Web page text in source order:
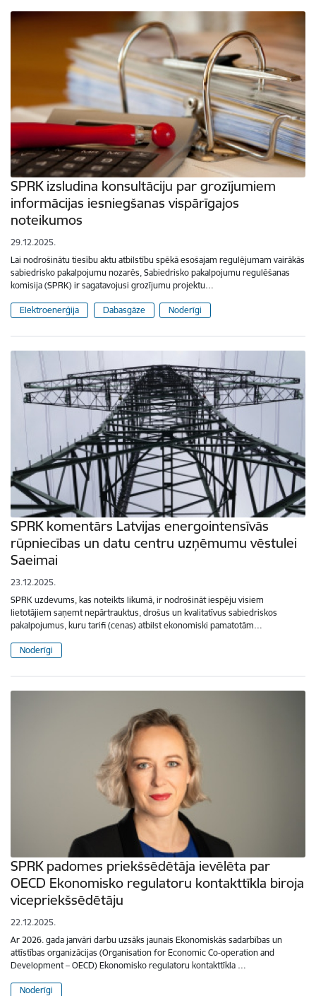
SPRK izsludina konsultāciju par grozījumiem
informācijas iesniegšanas vispārīgajos
noteikumos
29.12.2025.
Lai nodrošinātu tiesību aktu atbilstību spēkā esošajam regulējumam vairākās
sabiedrisko pakalpojumu nozarēs, Sabiedrisko pakalpojumu regulēšanas
komisija (SPRK) ir sagatavojusi grozījumu projektu…
Elektroenerģija Dabasgāze Noderīgi
SPRK komentārs Latvijas energointensīvās
rūpniecības un datu centru uzņēmumu vēstulei
Saeimai
23.12.2025.
SPRK uzdevums, kas noteikts likumā, ir nodrošināt iespēju visiem
lietotājiem saņemt nepārtrauktus, drošus un kvalitatīvus sabiedriskos
pakalpojumus, kuru tarifi (cenas) atbilst ekonomiski pamatotām…
Noderīgi
SPRK padomes priekšsēdētāja ievēlēta par
OECD Ekonomisko regulatoru kontakttīkla biroja
vicepriekšsēdētāju
22.12.2025.
Ar 2026. gada janvāri darbu uzsāks jaunais Ekonomiskās sadarbības un
attīstības organizācijas (Organisation for Economic Co-operation and
Development – OECD) Ekonomisko regulatoru kontakttīkla …
Noderīgi